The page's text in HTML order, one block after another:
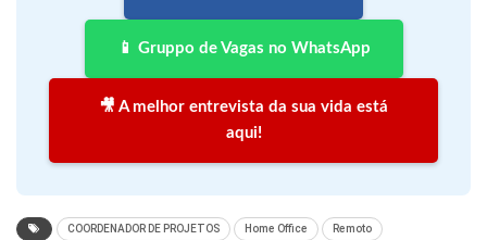
📱 Gruppo de Vagas no WhatsApp
🎥 A melhor entrevista da sua vida está
aqui!
COORDENADOR DE PROJETOS Home Office Remoto